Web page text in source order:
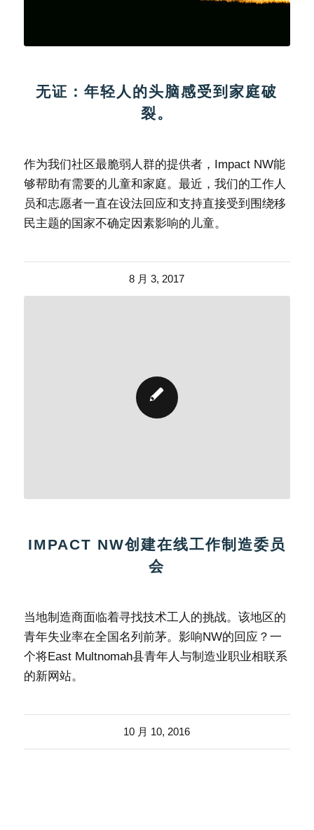
无证：年轻人的头脑感受到家庭破
裂。
作为我们社区最脆弱人群的提供者，Impact NW能
够帮助有需要的儿童和家庭。最近，我们的工作人
员和志愿者一直在设法回应和支持直接受到围绕移
民主题的国家不确定因素影响的儿童。
8 月 3, 2017
IMPACT NW创建在线工作制造委员
会
当地制造商面临着寻找技术工人的挑战。该地区的
青年失业率在全国名列前茅。影响NW的回应？一
个将East Multnomah县青年人与制造业职业相联系
的新网站。
10 月 10, 2016